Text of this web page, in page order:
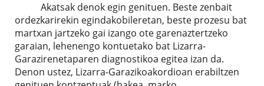
Akatsak denok egin genituen. Beste zenbait
ordezkarirekin egindakobileretan, beste prozesu bat
martxan jartzeko gai izango ote garenaztertzeko
garaian, lehenengo kontuetako bat Lizarra-
Garazirenetaparen diagnostikoa egitea izan da.
Denon ustez, Lizarra-Garazikoakordioan erabiltzen